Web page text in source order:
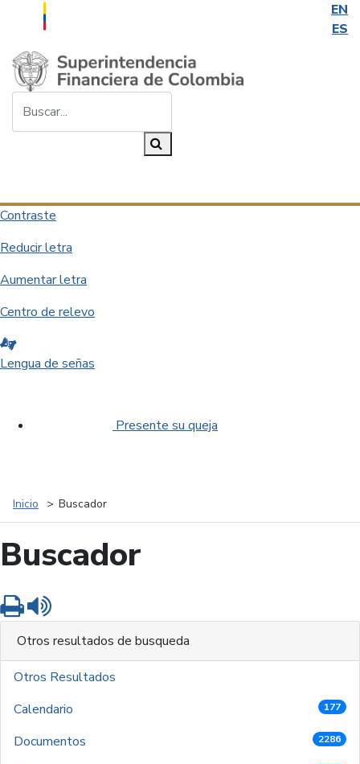
EN
ES
Saltar al contenido principal
Contraste
Reducir letra
Aumentar letra
Centro de relevo
Lengua de señas
Presente su queja
Inicio Buscador
Buscador
Imprimir
Otros resultados de busqueda
Otros Resultados
Calendario
177
Documentos 2286